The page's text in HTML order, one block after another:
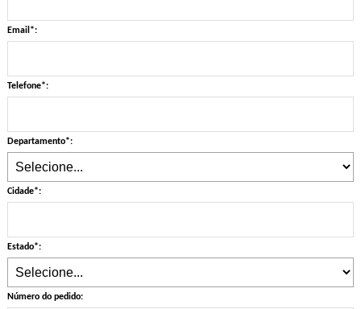
Email*:
Telefone*:
Departamento*:
Cidade*:
Estado*:
Número do pedido: